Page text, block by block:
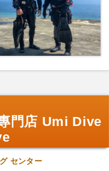
門店 Umi Dive
センター